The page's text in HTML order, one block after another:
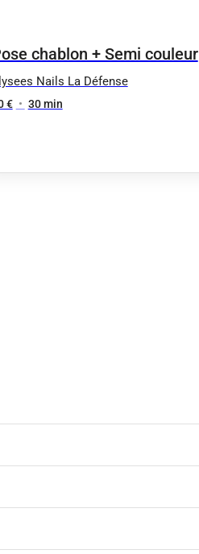
chablon + Semi couleur
Nails La Défense
€ • 30 min